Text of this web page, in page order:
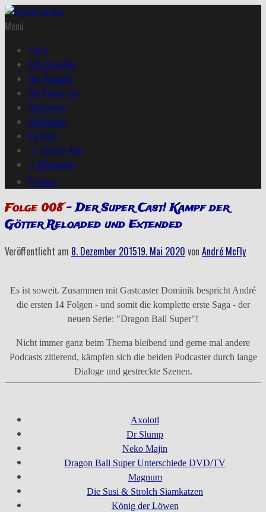
Menü
Start
Alle Episoden
Der Podcast
Die Podcaster
Interviews
Gästebuch
🔴 Live!
📱 Unsere App
⭐ Exklusives
Partner
Folge 008– Der Super Cast! Kampf der
Götter Reloaded und Extended
Veröffentlicht am 8. Dezember 201519. Mai 2020 von André McFly
Es ist soweit. Zusammen mit Gastcaster Dominik bespricht André
die ersten 14 Folgen - und somit die komplette erste Saga - der
neuen Serie: "Dragon Ball Super"!
Nicht immer ganz beim Thema bleibend und gerne mal andere
Podcasts zitierend, kämpfen sich die beiden Podcaster durch lange
Dialoge und gestreckte Szenen.
Axolotl
Dr Slump
Neko Majin
Dragon Ball Super Unterschiede DVD/TV
Magnum
Die Susi & Strolch Siamkatzen
König der Löwen